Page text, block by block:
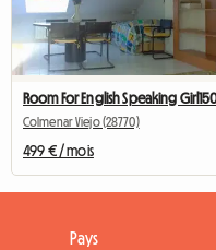
Colmenar Viejo (28770)
499 € / mois
Pays